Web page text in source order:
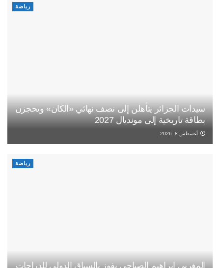
رياضة
سيدات الجزائر يتأهلن إلى نصف نهائي «الكان» ويحجزن
بطاقة تاريخية إلى مونديال 2027
أغسطس 8, 2026
رياضة
المغربي إبراهيم الصباحي يفوز بالسباق الدولي للدراجات